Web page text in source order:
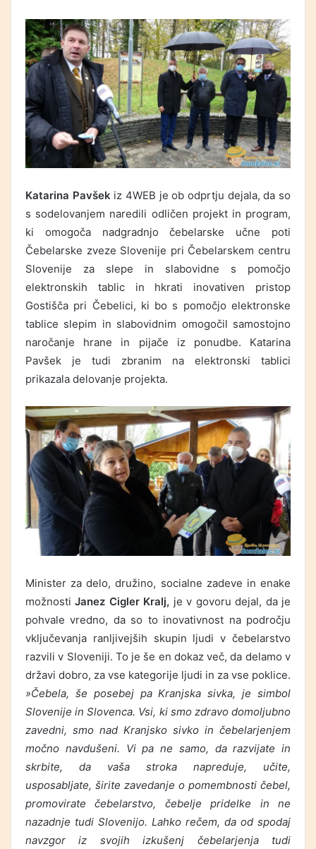
Katarina Pavšekiz 4WEB je ob odprtju dejala, da so
s sodelovanjem naredili odličen projekt in program,
ki omogoča nadgradnjo čebelarske učne poti
Čebelarske zveze Slovenije pri Čebelarskem centru
Slovenije za slepe in slabovidne s pomočjo
elektronskih tablic in hkrati inovativen pristop
Gostišča pri Čebelici, ki bo s pomočjo elektronske
tablice slepim in slabovidnim omogočil samostojno
naročanje hrane in pijače iz ponudbe. Katarina
Pavšek je tudi zbranim na elektronski tablici
prikazala delovanje projekta.
Minister za delo, družino, socialne zadeve in enake
možnostiJanez Cigler Kralj, je v govoru dejal, da je
pohvale vredno, da so to inovativnost na področju
vključevanja ranljivejših skupin ljudi v čebelarstvo
razvili v Sloveniji. To je še en dokaz več, da delamo v
državi dobro, za vse kategorije ljudi in za vse poklice.
»Čebela, še posebej pa Kranjska sivka, je simbol
Slovenije in Slovenca. Vsi, ki smo zdravo domoljubno
zavedni, smo nad Kranjsko sivko in čebelarjenjem
močno navdušeni. Vi pa ne samo, da razvijate in
skrbite, da vaša stroka napreduje, učite,
usposabljate, širite zavedanje o pomembnosti čebel,
promovirate čebelarstvo, čebelje pridelke in ne
nazadnje tudi Slovenijo. Lahko rečem, da od spodaj
navzgor iz svojih izkušenj čebelarjenja tudi